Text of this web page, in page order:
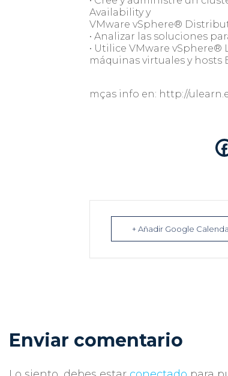
Availability y
VMware vSphere®
• Analizar las soluciones
• Utilice VMware
máquinas virtuales y hosts
mças info en: http://
+ Añadir Google
Enviar comentario